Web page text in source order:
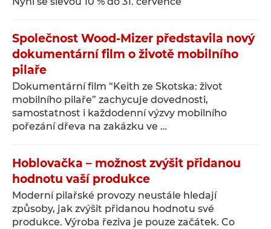
Společnost Wood-Mizer představila nový
dokumentární film o životě mobilního
pilaře
Dokumentární film “Keith ze Skotska: život
mobilního pilaře” zachycuje dovednosti,
samostatnost i každodenní výzvy mobilního
pořezání dřeva na zakázku ve …
Hoblovačka – možnost zvýšit přidanou
hodnotu vaší produkce
Moderní pilařské provozy neustále hledají
způsoby, jak zvýšit přidanou hodnotu své
produkce. Výroba řeziva je pouze začátek. Co